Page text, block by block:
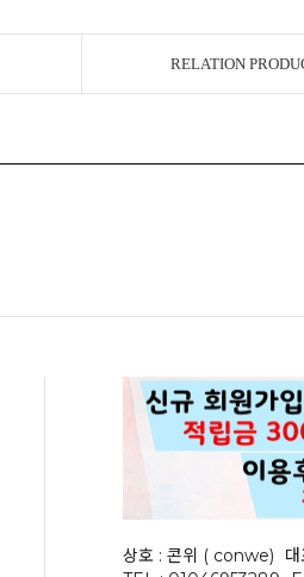
RELATION
상호 : 콘위 ( conwe)